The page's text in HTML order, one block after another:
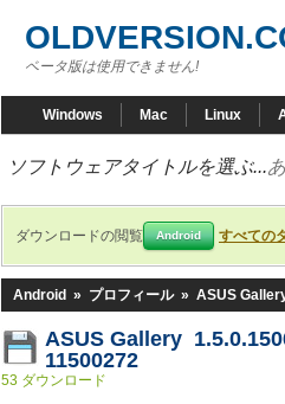
ベータ版は使用できません!
Windows Mac Linux
ソフトウェアタイトルを選ぶ...
ダウンロードの閲覧 Android すべての
Android » プロフィール » ASUS
ASUS Gallery
11500272
53 ダウンロード